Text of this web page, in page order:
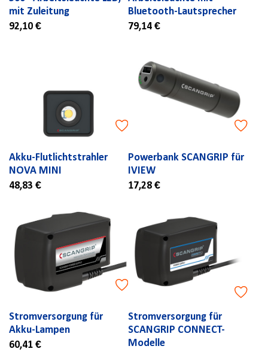
mit Zuleitung
92,10 €
Bluetooth-Lautsprecher
79,14 €
Akku-Flutlichtstrahler
NOVA MINI
48,83 €
Powerbank SCANGRIP für
IVIEW
17,28 €
Stromversorgung für
Akku-Lampen
60,41 €
Stromversorgung für
SCANGRIP CONNECT-
Modelle